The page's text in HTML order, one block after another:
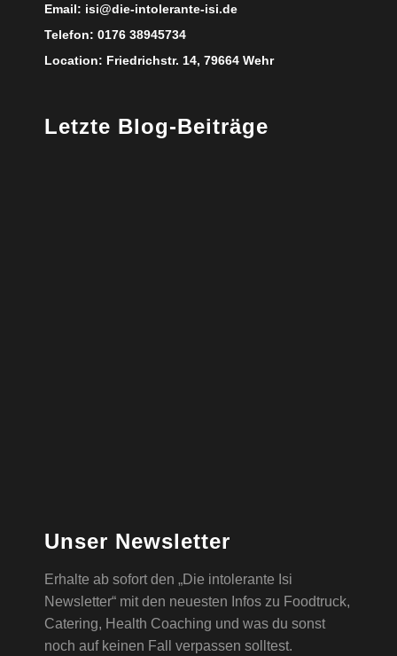
Email: isi@die-intolerante-isi.de
Telefon: 0176 38945734
Location: Friedrichstr. 14, 79664 Wehr
Letzte Blog-Beiträge
Unser Newsletter
Erhalte ab sofort den „Die intolerante Isi
Newsletter“ mit den neuesten Infos zu Foodtruck,
Catering, Health Coaching und was du sonst
noch auf keinen Fall verpassen solltest.